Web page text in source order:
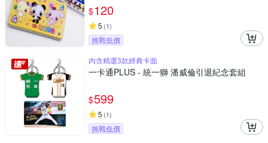
$120
5 (1)
挑戰低價
內含精選3款經典卡面
一卡通PLUS - 統一獅 潘威倫引退紀念套組
$599
5 (1)
挑戰低價